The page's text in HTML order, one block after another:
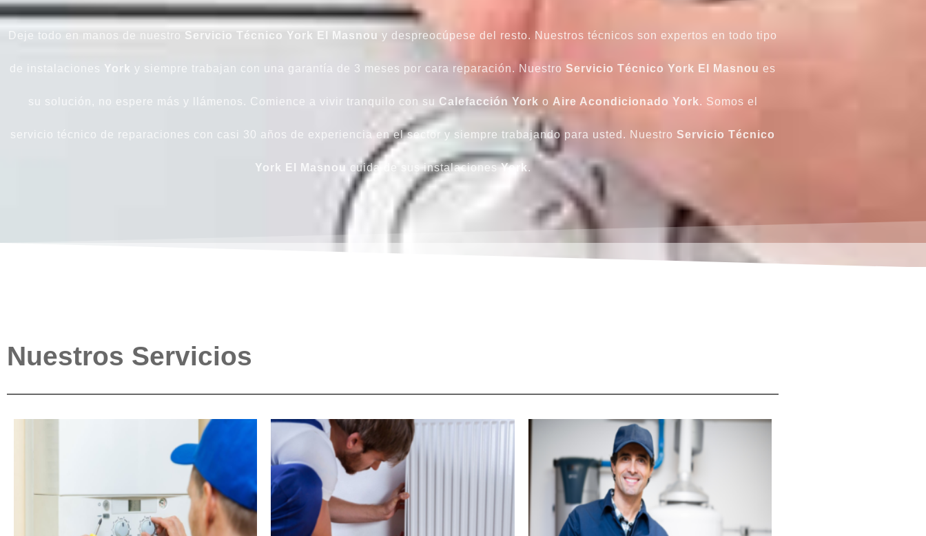
Deje todo en manos de nuestro Servicio Técnico York El Masnou y despreocúpese del resto. Nuestros técnicos son expertos en todo tipo
de instalaciones York y siempre trabajan con una garantía de 3 meses por cara reparación. Nuestro Servicio Técnico York El Masnou es
su solución, no espere más y llámenos. Comience a vivir tranquilo con su Calefacción York o Aire Acondicionado York. Somos el
servicio técnico de reparaciones con casi 30 años de experiencia en el sector y siempre trabajando para usted. Nuestro Servicio Técnico
York El Masnou cuida de sus instalacionesYork.
Nuestros Servicios